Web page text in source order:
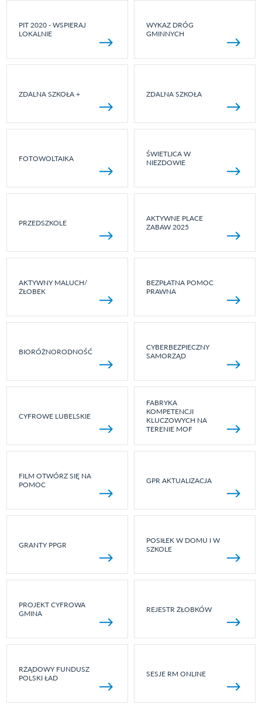
PIT 2020 - WSPIERAJ
LOKALNIE
WYKAZ DRÓG
GMINNYCH
ZDALNA SZKOŁA + ZDALNA SZKOŁA
FOTOWOLTAIKA
ŚWIETLICA W
NIEZDOWIE
PRZEDSZKOLE
AKTYWNE PLACE
ZABAW 2025
AKTYWNY MALUCH/
ŻŁOBEK
BEZPŁATNA POMOC
PRAWNA
BIORÓŻNORODNOŚĆ
CYBERBEZPIECZNY
SAMORZĄD
CYFROWE LUBELSKIE
FABRYKA
KOMPETENCJI
KLUCZOWYCH NA
TERENIE MOF
FILM OTWÓRZ SIĘ NA
POMOC
GPR AKTUALIZACJA
GRANTY PPGR
POSIŁEK W DOMU I W
SZKOLE
PROJEKT CYFROWA
GMINA
REJESTR ŻŁOBKÓW
RZĄDOWY FUNDUSZ
POLSKI ŁAD
SESJE RM ONLINE